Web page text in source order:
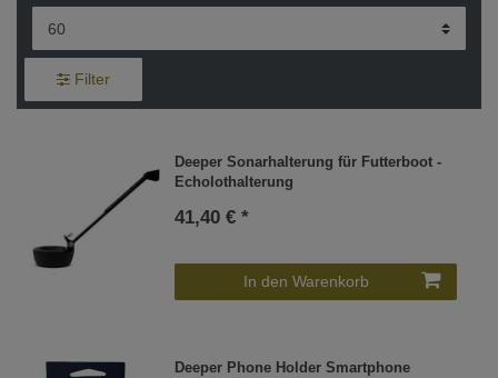
Filter
Deeper Sonarhalterung für Futterboot -
Echolothalterung
41,40 € *
In den Warenkorb
Deeper Phone Holder Smartphone